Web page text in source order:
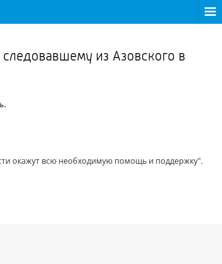
из Азовского в
окажут всю необходимую помощь и поддержку".